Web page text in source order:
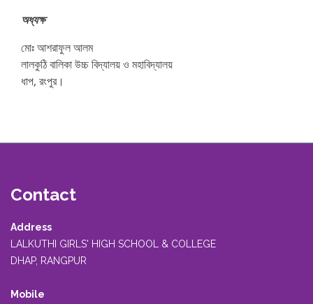
অধ্যক্ষ
মোঃ আশরাফুল আলম
লালকুঠি বালিকা উচ্চ বিদ্যালয় ও মহাবিদ্যালয়
ধাপ, রংপুর।
Contact
Address
LALKUTHI GIRLS' HIGH SCHOOL & COLLEGE
DHAP, RANGPUR
Mobile